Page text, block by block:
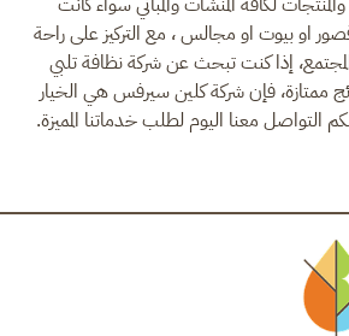
او بيوت او مجالس ، مع التركيز على راحة
إذا كنت تبحث عن شركة نظافة تلبي
ممتازة، فإن شركة كلين سيرفس هي الخيار
التواصل معنا اليوم لطلب خدماتنا المميزة.